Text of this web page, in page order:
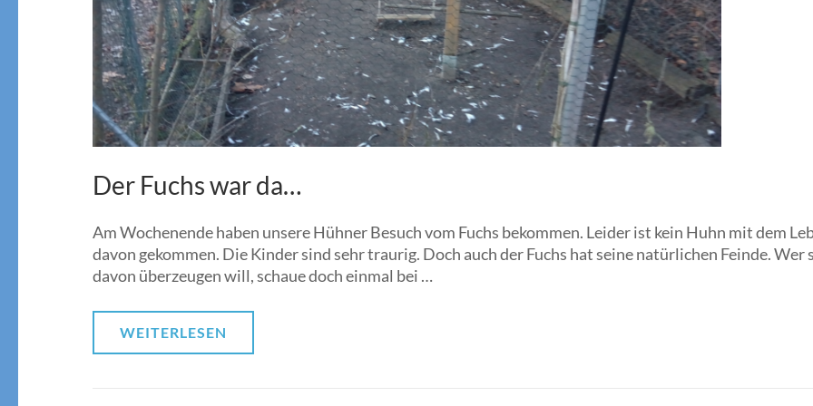
Der Fuchs war da…
Am Wochenende haben unsere Hühner Besuch vom Fuchs bekommen. Leider ist kein Huhn mit dem
davon gekommen. Die Kinder sind sehr traurig. Doch auch der Fuchs hat seine natürlichen Feinde. Wer
davon überzeugen will, schaue doch einmal bei …
WEITERLESEN